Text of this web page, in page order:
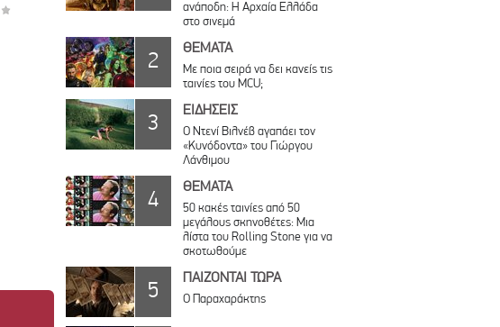
ανάποδη: Η Αρχαία Ελλάδα
στο σινεμά
2 ΘΕΜΑΤΑ
Με ποια σειρά να δει κανείς τις
ταινίες του MCU;
3 ΕΙΔΗΣΕΙΣ
Ο Ντενί Βιλνέβ αγαπάει τον
«Κυνόδοντα» του Γιώργου
Λάνθιμου
4 ΘΕΜΑΤΑ
50 κακές ταινίες από 50
μεγάλους σκηνοθέτες: Μια
λίστα του Rolling Stone για να
σκοτωθούμε
5 ΠΑΙΖΟΝΤΑΙ ΤΩΡΑ
Ο Παραχαράκτης